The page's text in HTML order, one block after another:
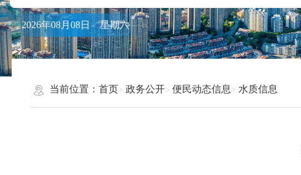
2026年08月08日 星期六
当前位置： 首页 政务公开 便民动态信息 水质信息